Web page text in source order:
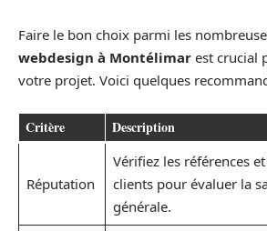
Faire le bon choix parmi les
webdesign à Montélimar est crucial
votre projet. Voici quelques
Critère Description
Réputation
Vérifiez les références
clients pour évaluer la
générale.